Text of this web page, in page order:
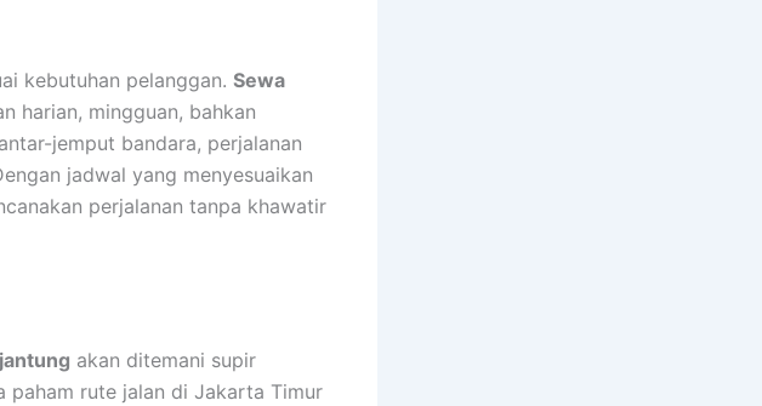
kebutuhan pelanggan. Sewa
harian, mingguan, bahkan
jemput bandara, perjalanan
jadwal yang menyesuaikan
perjalanan tanpa khawatir
akan ditemani supir
paham rute jalan di Jakarta Timur